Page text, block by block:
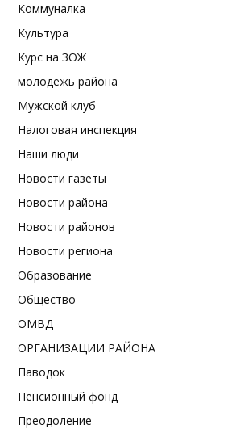
Коммуналка
Культура
Курс на ЗОЖ
молодёжь района
Мужской клуб
Налоговая инспекция
Наши люди
Новости газеты
Новости района
Новости районов
Новости региона
Образование
Общество
ОМВД
ОРГАНИЗАЦИИ РАЙОНА
Паводок
Пенсионный фонд
Преодоление